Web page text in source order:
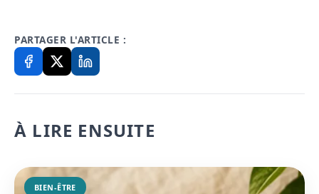
PARTAGER L'ARTICLE :
À LIRE ENSUITE
BIEN-ÊTRE